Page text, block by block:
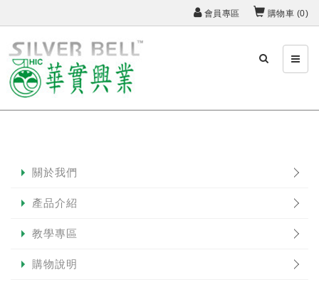
會員專區 購物車 (0)
關於我們
產品介紹
教學專區
購物說明